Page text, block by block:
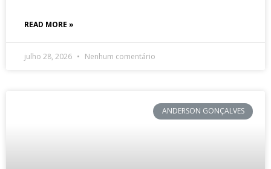
READ MORE »
julho 28, 2026 Nenhum comentário
ANDERSON GONÇALVES